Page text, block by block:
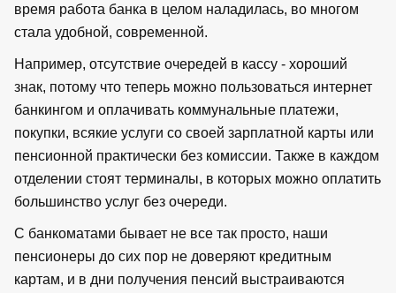
время работа банка в целом наладилась, во многом
стала удобной, современной.
Например, отсутствие очередей в кассу - хороший
знак, потому что теперь можно пользоваться интернет
банкингом и оплачивать коммунальные платежи,
покупки, всякие услуги со своей зарплатной карты или
пенсионной практически без комиссии. Также в каждом
отделении стоят терминалы, в которых можно оплатить
большинство услуг без очереди.
С банкоматами бывает не все так просто, наши
пенсионеры до сих пор не доверяют кредитным
картам, и в дни получения пенсий выстраиваются